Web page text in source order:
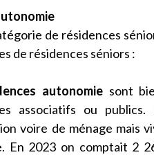
de résidences
de résidences séniors :
autonomiesont
associatifs ou
voire de ménage mais
En 2023 on comptait 2